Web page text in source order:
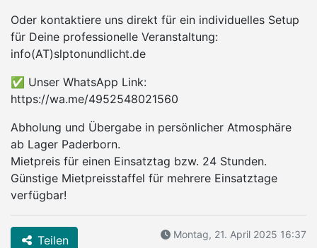
Oder kontaktiere uns direkt für ein individuelles Setup
für Deine professionelle Veranstaltung:
info(AT)slptonundlicht.de
✅ Unser WhatsApp Link:
https://wa.me/4952548021560
Abholung und Übergabe in persönlicher Atmosphäre
ab Lager Paderborn.
Mietpreis für einen Einsatztag bzw. 24 Stunden.
Günstige Mietpreisstaffel für mehrere Einsatztage
verfügbar!
Teilen Montag, 21. April 2025 16:37